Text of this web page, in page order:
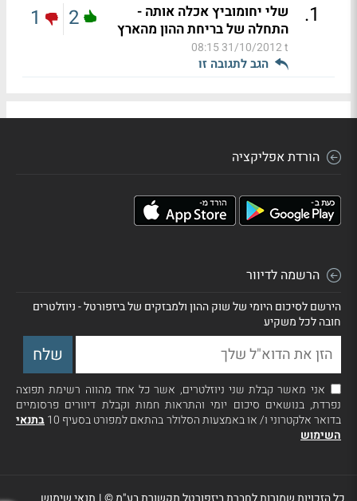
1
.
שלי יחומוביץ אכלה אותה -
התחלה של בריחת ההון מהארץ
t
31/10/2012 08:15
הגב לתגובה זו
2
1
הורדת אפליקציה
הרשמה לדיוור
הירשם לסיכום היומי של שוק ההון ולמבזקים של ביזפורטל - ניוזלטרים
חובה לכל משקיע
אני מאשר קבלת שני ניוזלטרים, אשר כל אחד מהווה רשימת תפוצה
נפרדת, בנושאים סיכום יומי והתראות חמות וקבלת דיוורים פרסומיים
בדואר אלקטרוני ו/ או באמצעות הסלולר בהתאם למפורט בסעיף 10
בתנאי
השימוש